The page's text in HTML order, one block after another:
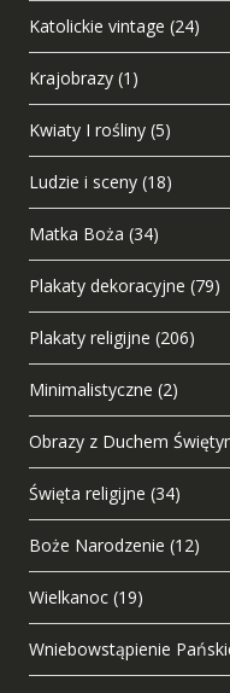
Katolickie vintage (24)
Krajobrazy (1)
Kwiaty I rośliny (5)
Ludzie i sceny (18)
Matka Boża (34)
Plakaty dekoracyjne (79)
Plakaty religijne (206)
Minimalistyczne (2)
Obrazy z Duchem
Święta religijne (34)
Boże Narodzenie (12)
Wielkanoc (19)
Wniebowstąpienie